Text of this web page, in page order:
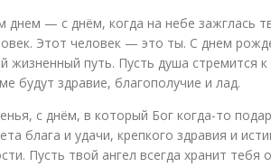
— с днём, когда на небе зажглась
Этот человек — это ты. С днем
жизненный путь. Пусть душа стремится к
будут здравие, благополучие и лад.
с днём, в который Бог когда-то
блага и удачи, крепкого здравия и
Пусть твой ангел всегда хранит тебя